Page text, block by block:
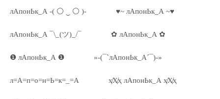
лАпонЬк_А -( ⚪ ‿ ⚪ )- ♥~ лАпонЬк_А ~♥
лАпонЬк_А ¯\_(ツ)_/¯ ✿ лАпонЬк_А ✿
❶ лАпонЬк_А ❶ »-(¯`лАпонЬк_А´¯)-»
л=А=п=о=н=Ь=к=_=А ҳ̸Ҳ̸ҳ лАпонЬк_А ҳ̸Ҳ̸ҳ